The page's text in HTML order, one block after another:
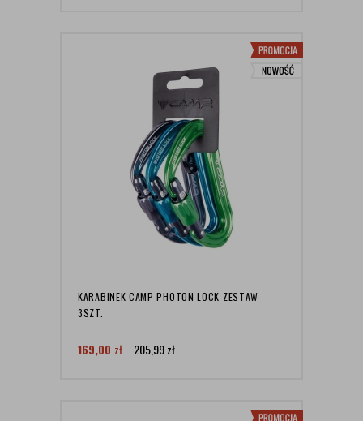
KARABINEK CAMP PHOTON LOCK ZESTAW
3SZT.
169,00 zł 205,99zł